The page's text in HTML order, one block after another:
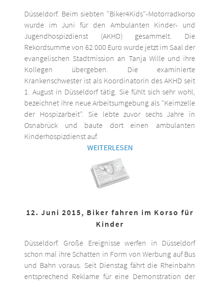
Düsseldorf. Beim siebten "Biker4Kids"-Motorradkorso
wurde im Juni für den Ambulanten Kinder- und
Jugendhospizdienst (AKHD) gesammelt. Die
Rekordsumme von 62 000 Euro wurde jetzt im Saal der
evangelischen Stadtmission an Tanja Wille und ihre
Kollegen übergeben. Die examinierte
Krankenschwester ist als Koordinatorin des AKHD seit
1. August in Düsseldorf tätig. Sie fühlt sich sehr wohl,
bezeichnet ihre neue Arbeitsumgebung als "Keimzelle
der Hospizarbeit". Sie lebte zuvor sechs Jahre in
Osnabrück und baute dort einen ambulanten
Kinderhospizdienst auf.
WEITERLESEN
12. Juni 2015, Biker fahren im Korso für
Kinder
Düsseldorf. Große Ereignisse werfen in Düsseldorf
schon mal ihre Schatten in Form von Werbung auf Bus
und Bahn voraus. Seit Dienstag fährt die Rheinbahn
entsprechend Reklame für eine Demonstration der